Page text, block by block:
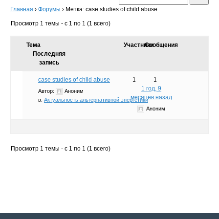
Главная › Форумы › Метка: case studies of child abuse
Просмотр 1 темы - с 1 по 1 (1 всего)
Тема УчастникиСообщения
Последняя
запись
case studies of child abuse
Автор:
Аноним
в: Актуальность альтернативной энергетики
1
1
1 год, 9
месяцев назад
Аноним
Просмотр 1 темы - с 1 по 1 (1 всего)